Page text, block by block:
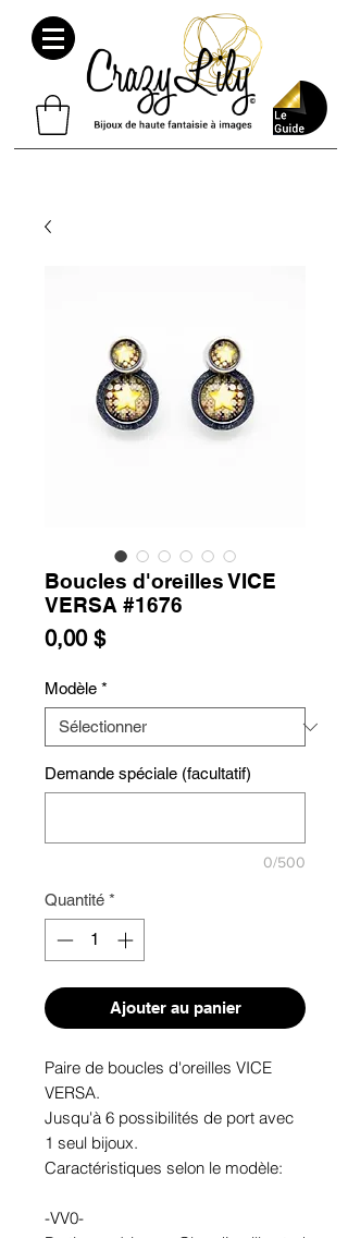
Boucles d'oreilles VICE
VERSA #1676
0,00 $Prix
Modèle *
Demande spéciale (facultatif)
0/500
Quantité *
Ajouter au panier
Paire de boucles d'oreilles VICE
VERSA.
Jusqu'à 6 possibilités de port avec
1 seul bijoux.
Caractéristiques selon le modèle:
-VV0-